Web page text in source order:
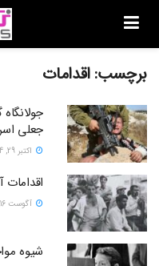
برچسب:اقدامات
جعلی
اکتبر 29, 2024
اقدامات
آگوست 16, 2020
شیوه